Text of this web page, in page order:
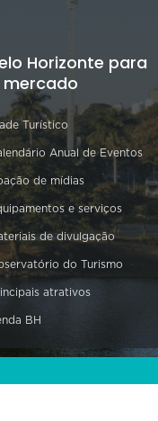
Horizonte para
mercado
Turístico
Anual de Eventos
de mídias
e serviços
de divulgação
do Turismo
atrativos
BH